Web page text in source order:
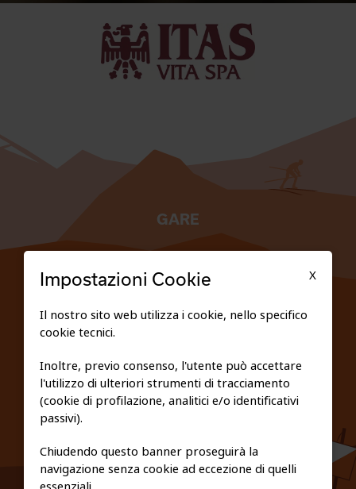
GARE
PRIVACY E COOKIE POLICY
X
Impostazioni Cookie
Il nostro sito web utilizza i cookie, nello specifico
cookie tecnici.
Inoltre, previo consenso, l'utente può accettare
l'utilizzo di ulteriori strumenti di tracciamento
(cookie di profilazione, analitici e/o identificativi
passivi).
Chiudendo questo banner proseguirà la
navigazione senza cookie ad eccezione di quelli